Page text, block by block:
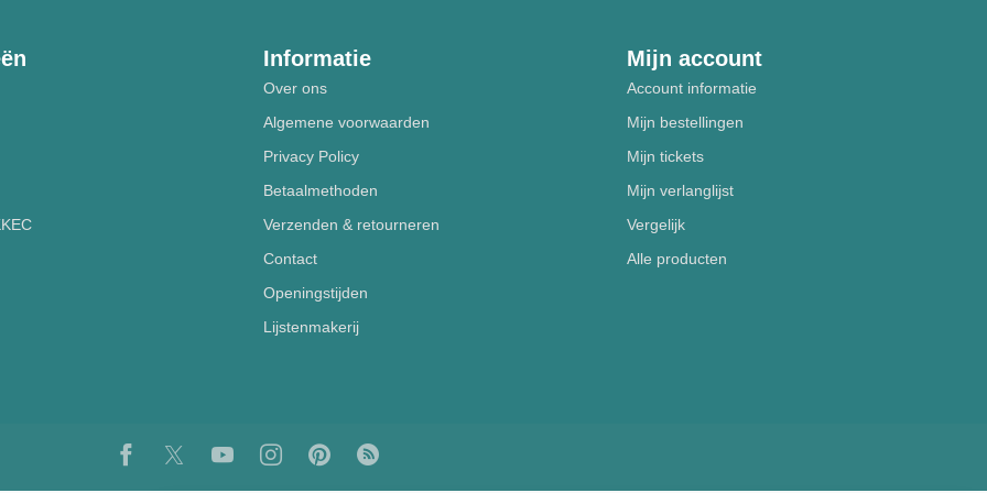
Informatie
Over ons
Algemene voorwaarden
Privacy Policy
Betaalmethoden
Verzenden & retourneren
Contact
Openingstijden
Lijstenmakerij
Mijn account
Account informatie
Mijn bestellingen
Mijn tickets
Mijn verlanglijst
Vergelijk
Alle producten